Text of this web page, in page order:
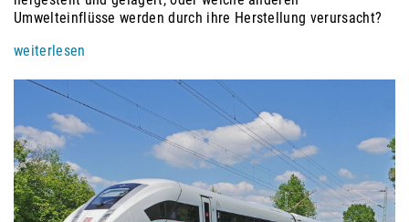
Umwelteinflüsse werden durch ihre Herstellung verursacht?
weiterlesen